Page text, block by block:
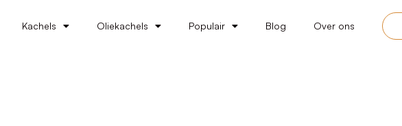
Kachels Oliekachels Populair Blog Over ons